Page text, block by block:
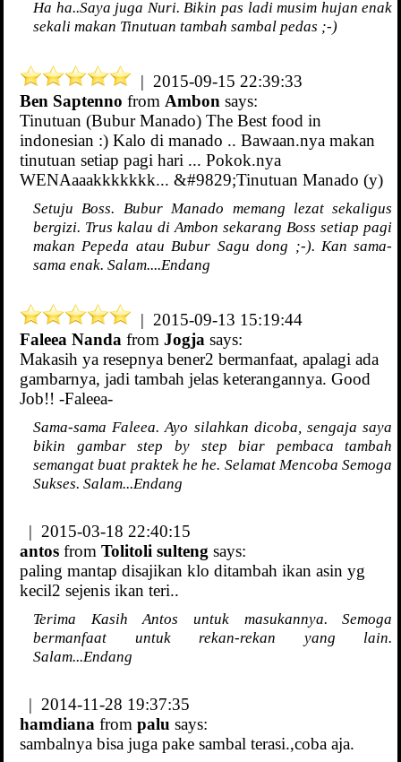
Ha ha..Saya juga Nuri. Bikin pas ladi musim hujan enak
sekali makan Tinutuan tambah sambal pedas ;-)
| 2015-09-15 22:39:33
Ben Saptenno from Ambon says:
Tinutuan (Bubur Manado) The Best food in
indonesian :) Kalo di manado .. Bawaan.nya makan
tinutuan setiap pagi hari ... Pokok.nya
WENAaaakkkkkkk... &#9829;Tinutuan Manado (y)
Setuju Boss. Bubur Manado memang lezat sekaligus
bergizi. Trus kalau di Ambon sekarang Boss setiap pagi
makan Pepeda atau Bubur Sagu dong ;-). Kan sama-
sama enak. Salam....Endang
| 2015-09-13 15:19:44
Faleea Nanda from Jogja says:
Makasih ya resepnya bener2 bermanfaat, apalagi ada
gambarnya, jadi tambah jelas keterangannya. Good
Job!! -Faleea-
Sama-sama Faleea. Ayo silahkan dicoba, sengaja saya
bikin gambar step by step biar pembaca tambah
semangat buat praktek he he. Selamat Mencoba Semoga
Sukses. Salam...Endang
| 2015-03-18 22:40:15
antos from Tolitoli sulteng says:
paling mantap disajikan klo ditambah ikan asin yg
kecil2 sejenis ikan teri..
Terima Kasih Antos untuk masukannya. Semoga
bermanfaat untuk rekan-rekan yang lain.
Salam...Endang
| 2014-11-28 19:37:35
hamdiana from palu says:
sambalnya bisa juga pake sambal terasi.,coba aja.